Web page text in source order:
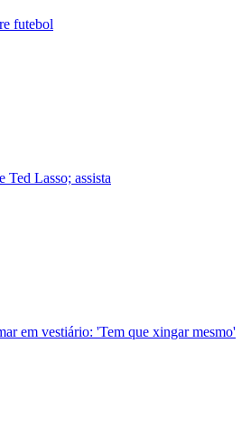
futebol
Lasso; assista
em vestiário: 'Tem que xingar mesmo'